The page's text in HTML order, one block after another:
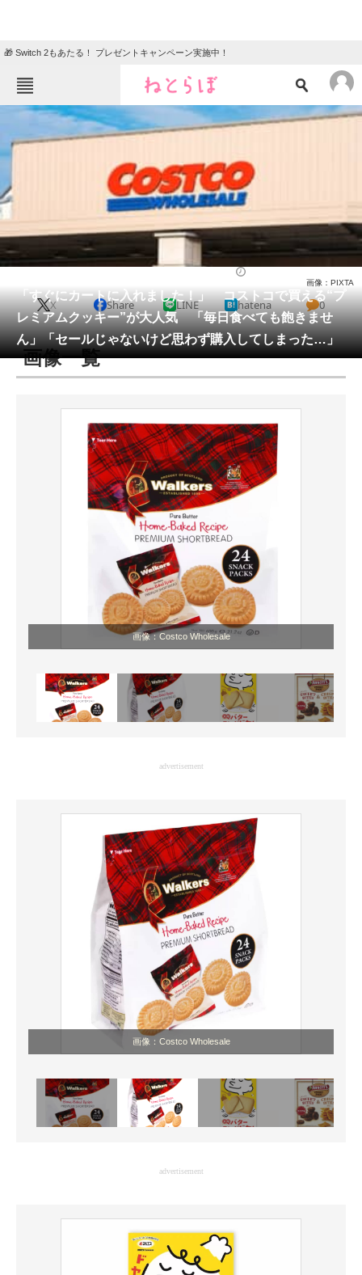
🎁 Switch 2もあたる！ プレゼントキャンペーン実施中！
ねとらぼメニュー
ニュース
クイズ
グルメ 地域
教育・育児
動物
会員記事
メディア
注目記事を集めた総合ページ
スマホと通信の最新トレンド
進化するPCとデバイスの未来
好きが集まる 比べて選べる
ビジネスと働き方のヒント
AI活用のいまが分かる
企業ITのトレンドを詳説
経営リーダーのコミュニティ
マーケ×ITの今がよく分かる
ITエンジニア向け専門サイト
製造業のIT導入・活用を支援
モノづくり技術者専門サイト
エレクトロニクス専門サイト
電子設計の基本と応用
エネルギーの専門メディア
建設×テクノロジーの最前線
ちょっと気になるネットの話題
「すぐにカートに入れました！」 コストコで買える“プ
レミアムクッキー”が大人気 「毎日食べても飽きませ
ん」「セールじゃないけど思わず購入してしまった…」
画像：PIXTA
X Share LINE hatena 0
画像一覧
画像：Costco Wholesale
advertisement
画像：Costco Wholesale
advertisement